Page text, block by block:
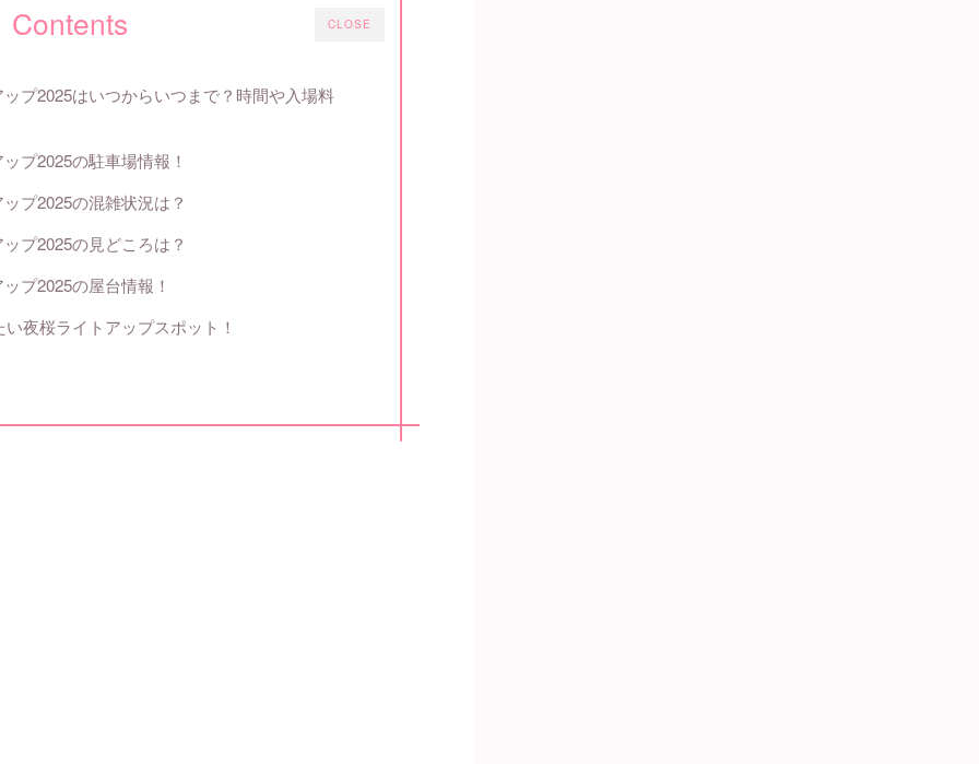
CLOSE
Contents
プ2025はいつからいつまで？時間や入場料
プ2025の駐車場情報！
プ2025の混雑状況は？
プ2025の見どころは？
プ2025の屋台情報！
夜桜ライトアップスポット！